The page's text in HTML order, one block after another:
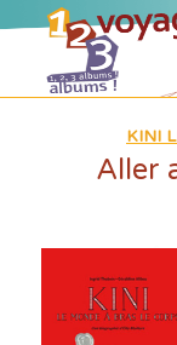
KINI
Aller